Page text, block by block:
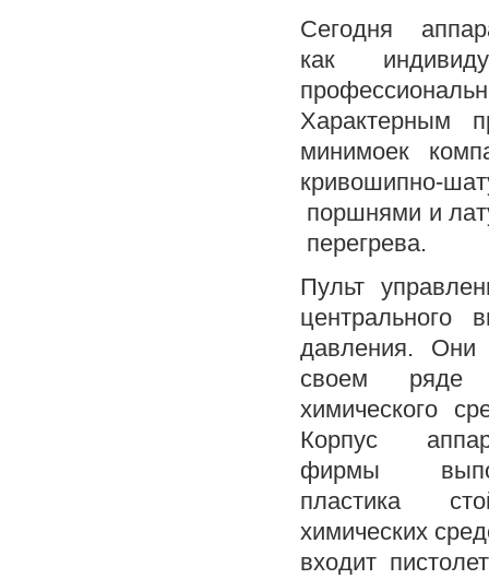
Сегодня
как
Характерным
минимоек
кривошипно-
поршнями и
перегрева.
Пульт
центрального
давления.
своем ряде
химического
Корпус
фирмы
пластика
химических
входит